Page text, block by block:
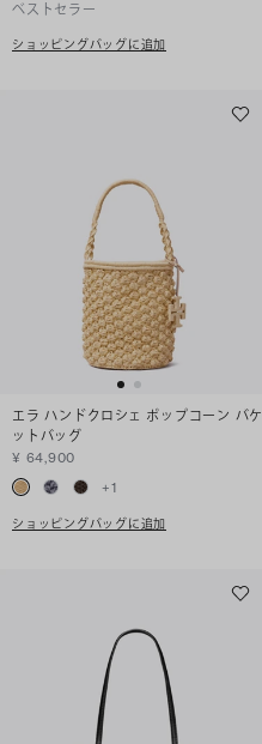
ベストセラー
ショッピングバッグに追加
エラ ハンドクロシェ ポップコーン バケ
ットバッグ
¥ 64,900
+1
ショッピングバッグに追加